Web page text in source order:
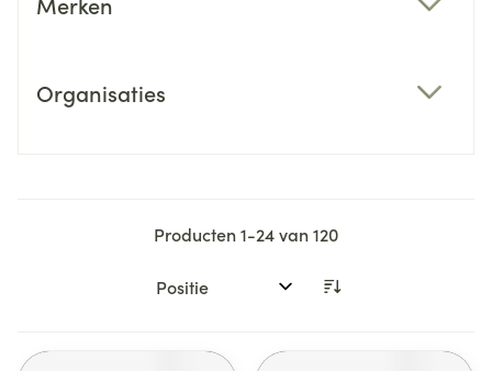
Organisaties
Producten1-24van120
Sorteer op: